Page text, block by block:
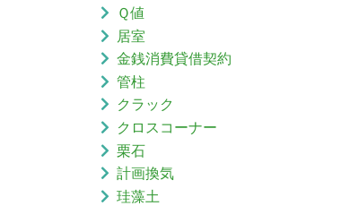
Ｑ値
居室
金銭消費貸借契約
管柱
クラック
クロスコーナー
栗石
計画換気
珪藻土